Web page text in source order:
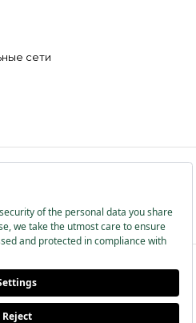
сети
защищены.
Информационные